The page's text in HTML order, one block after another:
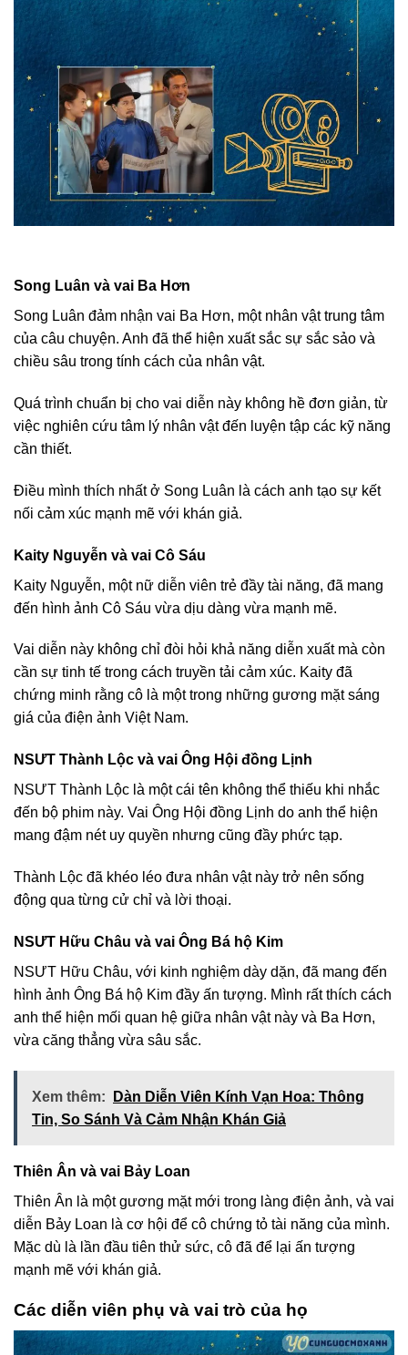
Song Luân và vai Ba Hơn
Song Luân đảm nhận vai Ba Hơn, một nhân vật trung tâm
của câu chuyện. Anh đã thể hiện xuất sắc sự sắc sảo và
chiều sâu trong tính cách của nhân vật.
Quá trình chuẩn bị cho vai diễn này không hề đơn giản, từ
việc nghiên cứu tâm lý nhân vật đến luyện tập các kỹ năng
cần thiết.
Điều mình thích nhất ở Song Luân là cách anh tạo sự kết
nối cảm xúc mạnh mẽ với khán giả.
Kaity Nguyễn và vai Cô Sáu
Kaity Nguyễn, một nữ diễn viên trẻ đầy tài năng, đã mang
đến hình ảnh Cô Sáu vừa dịu dàng vừa mạnh mẽ.
Vai diễn này không chỉ đòi hỏi khả năng diễn xuất mà còn
cần sự tinh tế trong cách truyền tải cảm xúc. Kaity đã
chứng minh rằng cô là một trong những gương mặt sáng
giá của điện ảnh Việt Nam.
NSƯT Thành Lộc và vai Ông Hội đồng Lịnh
NSƯT Thành Lộc là một cái tên không thể thiếu khi nhắc
đến bộ phim này. Vai Ông Hội đồng Lịnh do anh thể hiện
mang đậm nét uy quyền nhưng cũng đầy phức tạp.
Thành Lộc đã khéo léo đưa nhân vật này trở nên sống
động qua từng cử chỉ và lời thoại.
NSƯT Hữu Châu và vai Ông Bá hộ Kim
NSƯT Hữu Châu, với kinh nghiệm dày dặn, đã mang đến
hình ảnh Ông Bá hộ Kim đầy ấn tượng. Mình rất thích cách
anh thể hiện mối quan hệ giữa nhân vật này và Ba Hơn,
vừa căng thẳng vừa sâu sắc.
Xem thêm:
Dàn Diễn Viên Kính Vạn Hoa: Thông
Tin, So Sánh Và Cảm Nhận Khán Giả
Thiên Ân và vai Bảy Loan
Thiên Ân là một gương mặt mới trong làng điện ảnh, và vai
diễn Bảy Loan là cơ hội để cô chứng tỏ tài năng của mình.
Mặc dù là lần đầu tiên thử sức, cô đã để lại ấn tượng
mạnh mẽ với khán giả.
Các diễn viên phụ và vai trò của họ